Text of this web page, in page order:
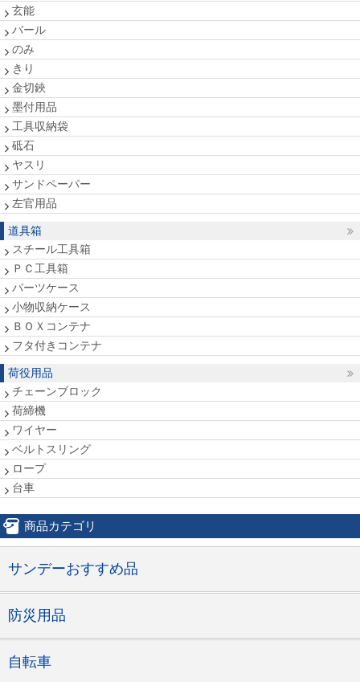
玄能
バール
のみ
きり
金切鋏
墨付用品
工具収納袋
砥石
ヤスリ
サンドペーパー
左官用品
道具箱
スチール工具箱
ＰＣ工具箱
パーツケース
小物収納ケース
ＢＯＸコンテナ
フタ付きコンテナ
荷役用品
チェーンブロック
荷締機
ワイヤー
ベルトスリング
ロープ
台車
商品カテゴリ
サンデーおすすめ品
防災用品
自転車